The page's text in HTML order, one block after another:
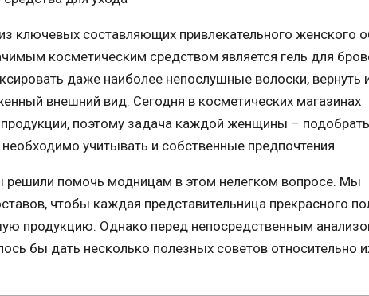
ключевых составляющих привлекательного женского
косметическим средством является гель для
даже наиболее непослушные волоски, вернуть
внешний вид. Сегодня в косметических магазинах
поэтому задача каждой женщины –
учитывать и собственные предпочтения.
решили помочь модницам в этом нелегком вопросе. Мы
чтобы каждая представительница прекрасного
продукцию. Однако перед непосредственным
бы дать несколько полезных советов относительно